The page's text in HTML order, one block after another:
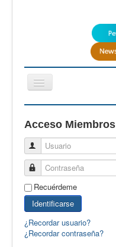
Cambiar
navegación
CertAcleB
Profesores Visitantes
Calidad
Artículos
Recursos
Observatorio EB
Acceso Miembros
Usuario
Contraseña
Recuérdeme
Identificarse
¿Recordar usuario?
¿Recordar contraseña?